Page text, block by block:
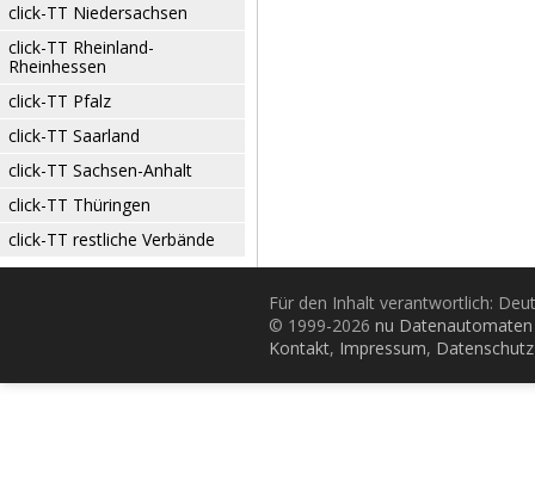
click-TT Niedersachsen
click-TT Rheinland-
Rheinhessen
click-TT Pfalz
click-TT Saarland
click-TT Sachsen-Anhalt
click-TT Thüringen
click-TT restliche Verbände
Für den Inhalt verantwortlich:
© 1999-2026 nu
Kontakt, Impressum, Datenschutz